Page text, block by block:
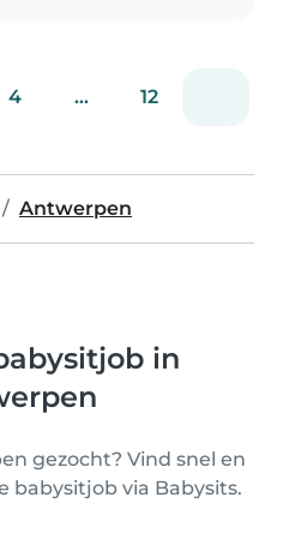
4 ... 12
Antwerpen
in
gezocht? Vind snel en
babysitjob via Babysits.